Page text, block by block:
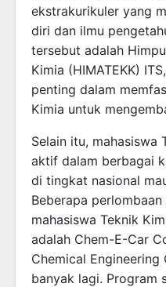
ekstrakurikuler yang
diri dan ilmu
tersebut adalah
Kimia (HIMATEKK)
penting dalam
Kimia untuk
Selain itu, mahasiswa
aktif dalam berbagai
di tingkat nasional
Beberapa
mahasiswa Teknik
adalah Chem-E-Car
Chemical
banyak lagi. Program